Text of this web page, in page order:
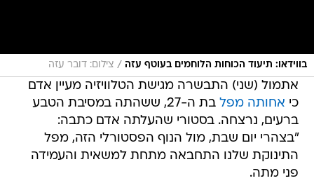
בווידאו: תיעוד הכוחות הלוחמים בעוטף עזה / צילום: דובר עזה
אתמול (שני) התבשרה מגישת הטלוויזיה מעיין אדם
כי אחותה מפל
בת ה-27, ששהתה במסיבת הטבע
ברעים, נרצחה. בסטורי שהעלתה אדם כתבה:
"בצהרי יום שבת, מול הנוף הפסטורלי הזה, מפל
התינוקת שלנו התחבאה מתחת למשאית והעמידה
פני מתה.